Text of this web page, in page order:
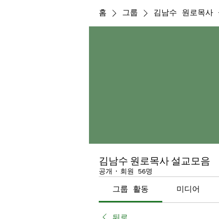
홈 그룹 김남수 원로목사
김남수 원로목사 설교모음
공개 · 회원 56명
그룹 활동 미디어